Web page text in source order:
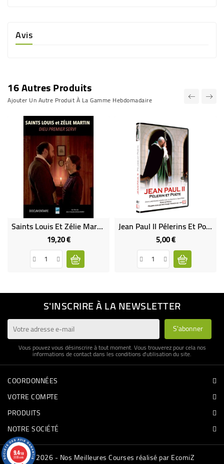
Avis
16 Autres Produits
Ajouter Un Autre Produit À La Gamme Hebdomadaire
Saints Louis Et Zélie Martin Dieu Premier Servi
19,20 €Prix
Jean Paul II Pélerins Et Poète
5,00 €Prix
S'INSCRIRE À LA NEWSLETTER
Vous pouvez vous désinscrire à tout moment. Vous trouverez pour cela nos
informations de contact dans les conditions d'utilisation du site.
COORDONNÉES
VOTRE COMPTE
PRODUITS
NOTRE SOCIÉTÉ
© 2026 - Nos Meilleures Courses réalisé par EcomiZ
9.4/10
3335 avis